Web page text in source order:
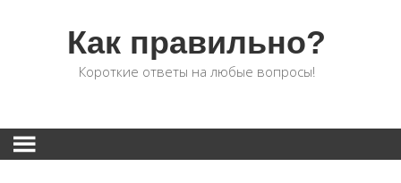
Как правильно?
Короткие ответы на любые вопросы!